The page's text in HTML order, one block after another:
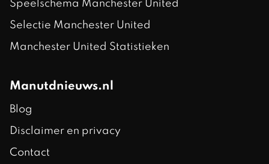
Speelschema Manchester United
Selectie Manchester United
Manchester United Statistieken
Manutdnieuws.nl
Blog
Disclaimer en privacy
Contact